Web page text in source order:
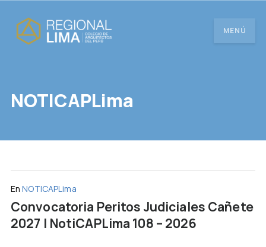
MENÚ
NOTICAPLima
En NOTICAPLima
Convocatoria Peritos Judiciales Cañete
2027 | NotiCAPLima 108 – 2026